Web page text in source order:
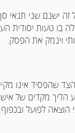
ישנם שני תנאי
טעות יסודית
וינמק את הפסק.
אינו
הליך מקדים של
לפועל